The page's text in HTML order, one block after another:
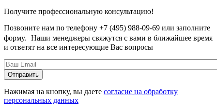
Получите профессиональную консультацию!
Позвоните нам по телефону +7 (495) 988-09-69 или заполните
форму. Наши менеджеры свяжутся с вами в ближайшее время
и ответят на все интересующие Вас вопросы
Нажимая на кнопку, вы даете согласие на обработку
персональных данных